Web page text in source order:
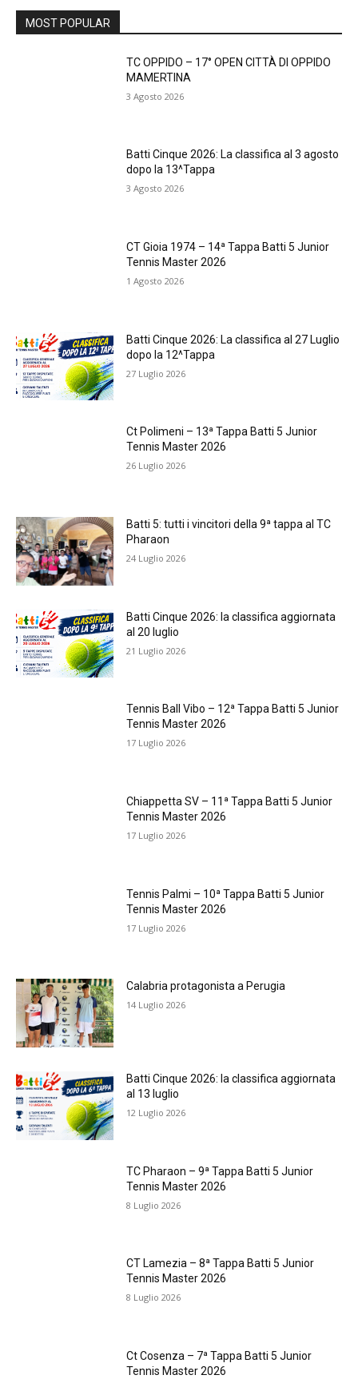
MOST POPULAR
TC OPPIDO – 17° OPEN CITTÀ DI OPPIDO
MAMERTINA
3 Agosto 2026
Batti Cinque 2026: La classifica al 3 agosto
dopo la 13^Tappa
3 Agosto 2026
CT Gioia 1974 – 14ª Tappa Batti 5 Junior
Tennis Master 2026
1 Agosto 2026
Batti Cinque 2026: La classifica al 27 Luglio
dopo la 12^Tappa
27 Luglio 2026
Ct Polimeni – 13ª Tappa Batti 5 Junior
Tennis Master 2026
26 Luglio 2026
Batti 5: tutti i vincitori della 9ª tappa al TC
Pharaon
24 Luglio 2026
Batti Cinque 2026: la classifica aggiornata
al 20 luglio
21 Luglio 2026
Tennis Ball Vibo – 12ª Tappa Batti 5 Junior
Tennis Master 2026
17 Luglio 2026
Chiappetta SV – 11ª Tappa Batti 5 Junior
Tennis Master 2026
17 Luglio 2026
Tennis Palmi – 10ª Tappa Batti 5 Junior
Tennis Master 2026
17 Luglio 2026
Calabria protagonista a Perugia
14 Luglio 2026
Batti Cinque 2026: la classifica aggiornata
al 13 luglio
12 Luglio 2026
TC Pharaon – 9ª Tappa Batti 5 Junior
Tennis Master 2026
8 Luglio 2026
CT Lamezia – 8ª Tappa Batti 5 Junior
Tennis Master 2026
8 Luglio 2026
Ct Cosenza – 7ª Tappa Batti 5 Junior
Tennis Master 2026